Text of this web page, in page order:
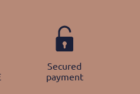
Secured
payment